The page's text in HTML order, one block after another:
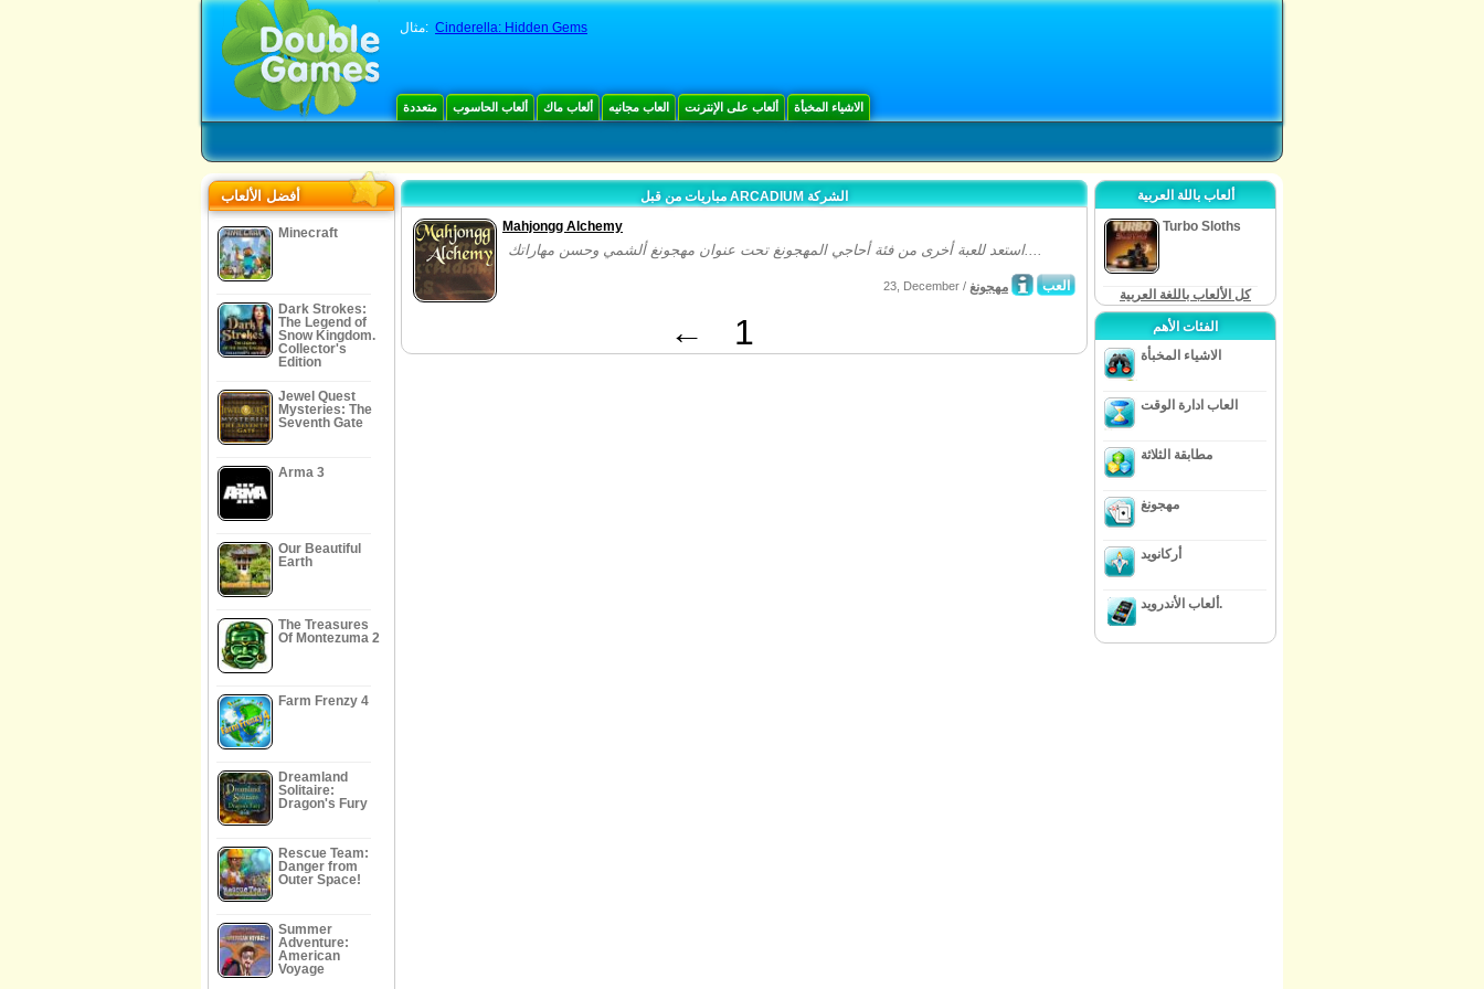
مثال: Cinderella: Hidden Gems
متعددة ألعاب الحاسوب ألعاب ماك العاب مجانيه ألعاب على الإنترنت الاشياء المخبأة
أفضل الألعاب
Minecraft
Dark Strokes:
The Legend of
Snow Kingdom.
Collector's
Edition
Jewel Quest
Mysteries: The
Seventh Gate
Arma 3
Our Beautiful
Earth
The Treasures
Of Montezuma 2
Farm Frenzy 4
Dreamland
Solitaire:
Dragon's Fury
Rescue Team:
Danger from
Outer Space!
Summer
Adventure:
American
Voyage
مباريات من قبل ARCADIUM الشركة
Mahjongg Alchemy
استعد للعبة أخرى من فئة أحاجي المهجونغ تحت عنوان مهجونغ ألشمي وحسن مهاراتك....
العب 23, December / مهجونغ
← 1
ألعاب باللة العربية
Turbo Sloths
كل الألعاب باللغة العربية
الفئات الأهم
الاشياء المخبأة
العاب ادارة الوقت
مطابقة الثلاثة
مهجونغ
أركانويد
ألعاب الأندرويد.